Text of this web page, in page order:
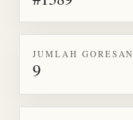
JUMLAH GORESAN
9